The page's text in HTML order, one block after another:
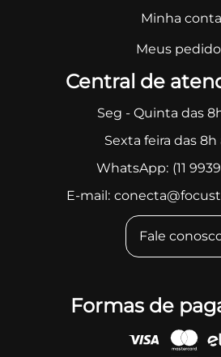
Minha conta
Meus
Central de
Seg - Quinta das
Sexta feira das 8h
WhatsApp: (11
E-mail:
Fale
Formas de